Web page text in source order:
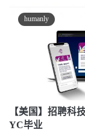
方法、候选人参与
到顶尖人才，提高团队效率指标。
域，Humanly 对
Humanly将把
购不仅仅是一次 “
”人工智能驱动的
着创造公平的竞争
决方案。Humanly
方案会导致数据分
样一个信念，即客
与求职者无缝互动
据该公司三年多的
问题。例如，当与
是否存在特定的薪酬透明法，
话引入人工智能分
力并发送后续电子邮件。 这家初创公司旨在解决招
痛点，即招聘经理
有限。Kumar说，
不同的公司面试"。 Humanly的工具在整个过程中保持着求职者的数
据。"库马尔说："
人还是人工，我们都
humanly
【美国】招聘科
YC毕业